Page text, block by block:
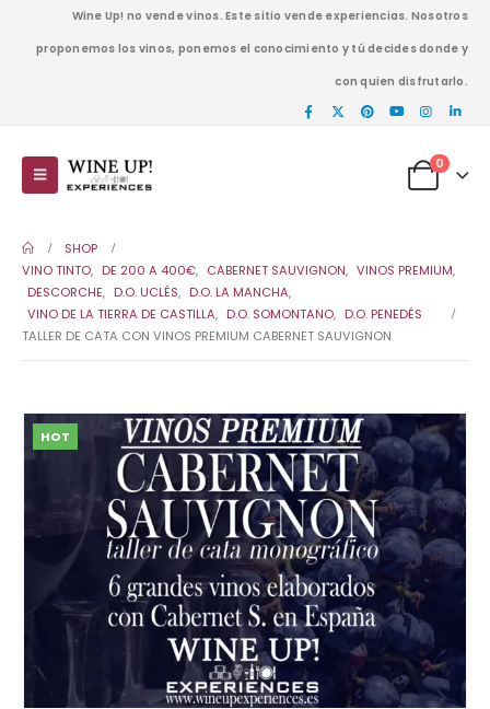
Wine Up! no vende vinos. Este sitio vende experiencias. Nosotros
proponemos los vinos, ponemos el conocimiento y tú decides donde y
con quien disfrutarlo.
0
SHOP
VINO TINTO, DE 200 A 400€, CABERNET SAUVIGNON, VINOS PREMIUM,
DESCORCHE, D.O. UCLÉS, D.O. LA MANCHA,
VINO DE LA TIERRA DE CASTILLA, D.O. SOMONTANO, D.O. PENEDÉS
TALLER DE CATA CON VINOS PREMIUM CABERNET SAUVIGNON
HOT